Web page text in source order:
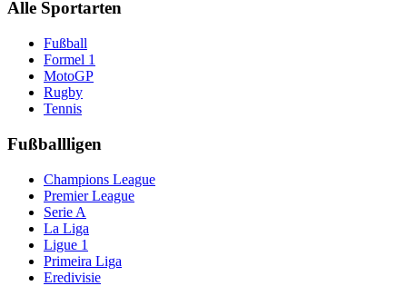
Alle Sportarten
Fußball
Formel 1
MotoGP
Rugby
Tennis
Fußballligen
Champions League
Premier League
Serie A
La Liga
Ligue 1
Primeira Liga
Eredivisie